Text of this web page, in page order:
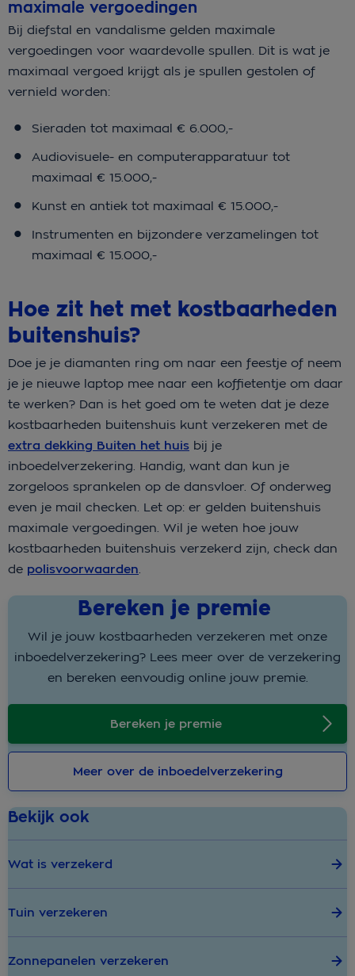
maximale vergoedingen
Bij diefstal en vandalisme gelden maximale
vergoedingen voor waardevolle spullen. Dit is wat je
maximaal vergoed krijgt als je spullen gestolen of
vernield worden:
Sieraden tot maximaal € 6.000,-
Audiovisuele- en computerapparatuur tot
maximaal € 15.000,-
Kunst en antiek tot maximaal € 15.000,-
Instrumenten en bijzondere verzamelingen tot
maximaal € 15.000,-
Hoe zit het met kostbaarheden
buitenshuis?
Doe je je diamanten ring om naar een feestje of neem
je je nieuwe laptop mee naar een koffietentje om daar
te werken? Dan is het goed om te weten dat je deze
kostbaarheden buitenshuis kunt verzekeren met de
extra dekking Buiten het huis bij je
inboedelverzekering. Handig, want dan kun je
zorgeloos sprankelen op de dansvloer. Of onderweg
even je mail checken. Let op: er gelden buitenshuis
maximale vergoedingen. Wil je weten hoe jouw
kostbaarheden buitenshuis verzekerd zijn, check dan
de polisvoorwaarden.
Bereken je premie
Wil je jouw kostbaarheden verzekeren met onze
inboedelverzekering? Lees meer over de verzekering
en bereken eenvoudig online jouw premie.
Bereken je premie
Meer over de inboedelverzekering
Bekijk ook
Wat is verzekerd
Tuin verzekeren
Zonnepanelen verzekeren